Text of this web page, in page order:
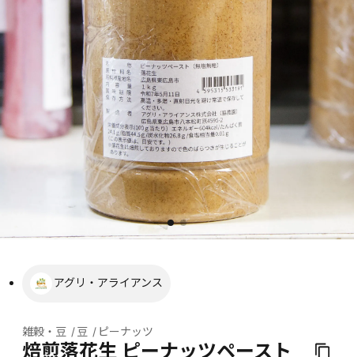
アグリ・アライアンス
雑穀・豆 豆 ピーナッツ
焙煎落花生 ピーナッツペースト